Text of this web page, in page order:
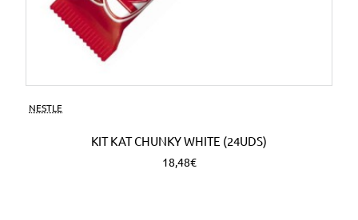
NESTLE
KIT KAT CHUNKY WHITE (24UDS)
18,48€